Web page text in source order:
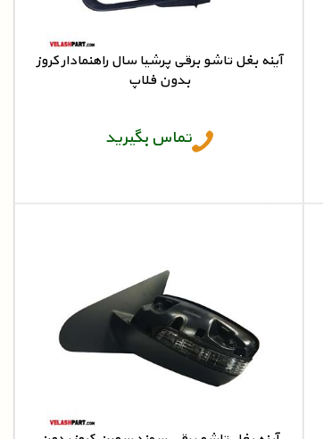
آینه بغل تاشو برقی پرشیا سال راهنمادار کروز
بدون فلاپ
تماس بگیرید